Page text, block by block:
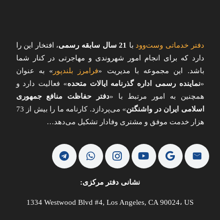
دفتر خدماتی وست‌وود با 21 سال سابقه رسمی
، افتخار این را
دارد که برای انجام امور شهروندی و مهاجرتی در کنار شما
باشد. این مجموعه با مدیریت «فرامرز بلندپور » به عنوان
«نماینده رسمی اداره گذرنامه ایالات متحده» فعالیت دارد و
همچنین به امور مرتبط با «دفتر حفاظت منافع جمهوری
اسلامی ایران در واشنگتن
» می‌پردازد. کارنامه ما را بیش از 73
هزار خدمت موفق و مشتری وفادار تشکیل می‌دهد…
نشانی دفتر مرکزی:
1334 Westwood Blvd #4, Los Angeles, CA 90024، US